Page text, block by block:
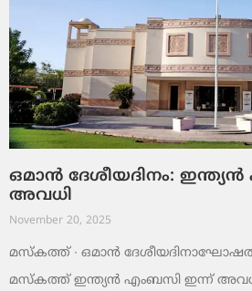
ഒമാൻ ദേശീയദിനം:
അവധി
November 20, 2025
മസ്‌കത്ത് ∙ ഒമാൻ
മസ്‌കത്ത് ഇന്ത്യൻ എംബസി ഇന്ന്